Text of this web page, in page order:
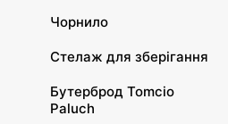
Чорнило
Стелаж для зберігання
Бутерброд Tomcio
Paluch